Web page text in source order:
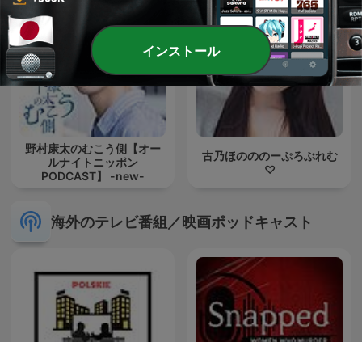
野村康太のむこう側【オー
ルナイトニッポン
PODCAST】 -new-
古乃ほのののーぷろぶれむ
♡
海外のテレビ番組／映画ポッドキャスト
インストール